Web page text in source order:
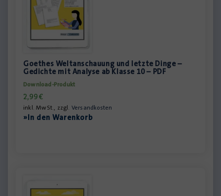
Goethes Weltanschauung und letzte Dinge –
Gedichte mit Analyse ab Klasse 10 – PDF
Download-Produkt
2,99€
inkl. MwSt., zzgl. Versandkosten
»In den Warenkorb